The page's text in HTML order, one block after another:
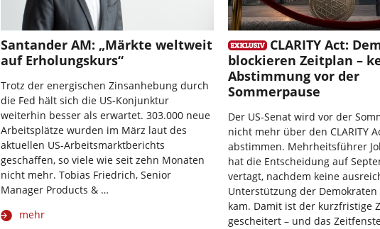
Santander AM: „Märkte weltweit
auf Erholungskurs“
Trotz der energischen Zinsanhebung durch
die Fed hält sich die US-Konjunktur
weiterhin besser als erwartet. 303.000 neue
Arbeitsplätze wurden im März laut des
aktuellen US-Arbeitsmarktberichts
geschaffen, so viele wie seit zehn Monaten
nicht mehr. Tobias Friedrich, Senior
Manager Products & …
mehr
CLARITY Act:
blockieren Zeitplan –
Abstimmung vor der
Sommerpause
Der US-Senat wird vor der
nicht mehr über den CLARITY
abstimmen. Mehrheitsführer
hat die Entscheidung auf
vertagt, nachdem keine
Unterstützung der
kam. Damit ist der kurzfristige
gescheitert – und das